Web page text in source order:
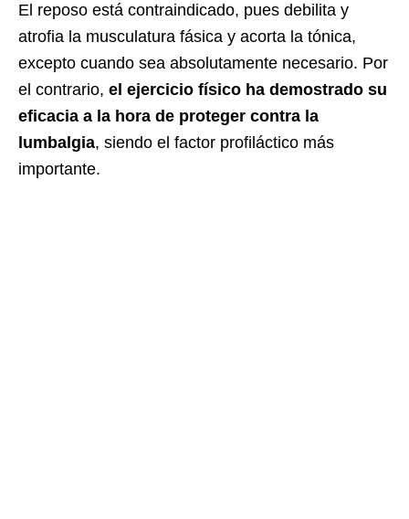
El reposo está contraindicado, pues debilita y
atrofia la musculatura fásica y acorta la tónica,
excepto cuando sea absolutamente necesario. Por
el contrario, el ejercicio físico ha demostrado su
eficacia a la hora de proteger contra la
lumbalgia, siendo el factor profiláctico más
importante.